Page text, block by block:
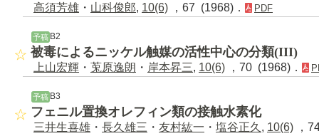
高須芳雄 ・ 山科俊郎, 10(6) ，67 (1968)． PDF
予稿 B2
被毒によるニッケル触媒の活性中心の分類(III)
上山宏輝 ・ 莵原逸朗 ・ 岸本昇三, 10(6) ，70 (1968)．
予稿 B3
フェニル置換オレフィン類の接触水素化
三井生喜雄 ・ 長久雄三 ・ 友村紘一 ・ 塩谷正久, 10(6) ，